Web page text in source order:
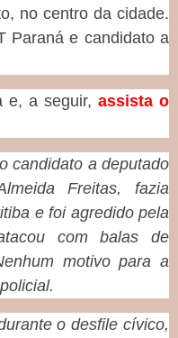
no centro da cidade.
Paraná e candidato a
e, a seguir, assista o
candidato a deputado
Freitas, fazia
e foi agredido pela
com balas de
motivo para a
o desfile cívico,